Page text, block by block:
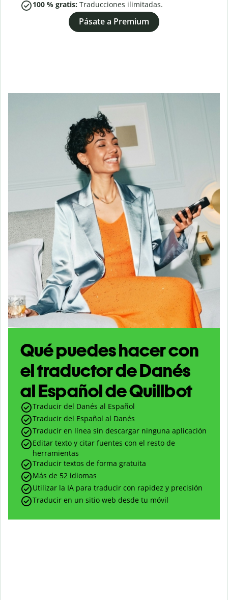
100 % gratis: Traducciones ilimitadas.
Pásate a Premium
Qué puedes hacer con
el traductor de Danés
al Español de Quillbot
Traducir del Danés al Español
Traducir del Español al Danés
Traducir en línea sin descargar ninguna aplicación
Editar texto y citar fuentes con el resto de
herramientas
Traducir textos de forma gratuita
Más de 52 idiomas
Utilizar la IA para traducir con rapidez y precisión
Traducir en un sitio web desde tu móvil